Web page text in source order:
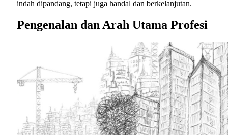
indah dipandang, tetapi juga handal dan berkelanjutan.
Pengenalan dan Arah Utama Profesi